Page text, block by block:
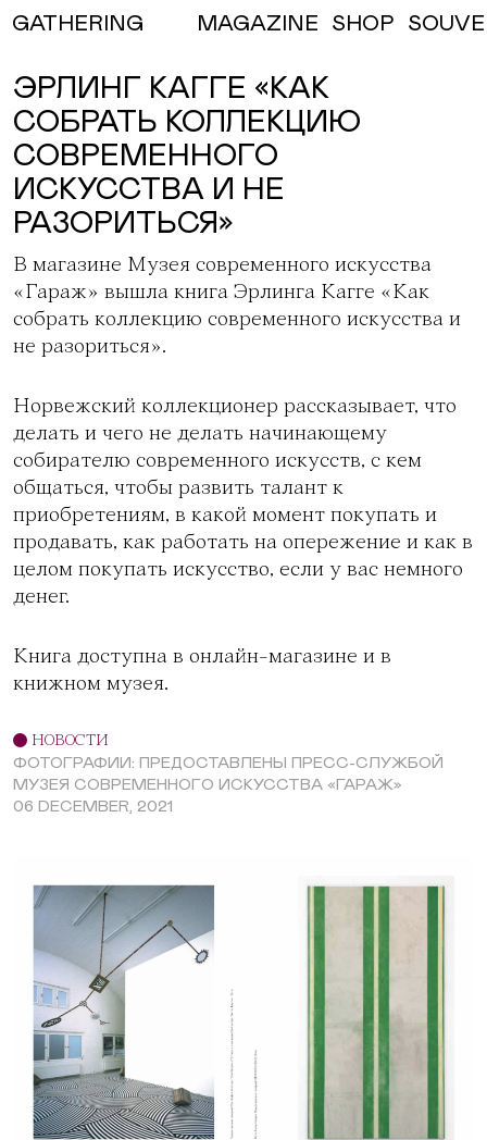
GATHERING MAGAZINE SHOP
ЭРЛИНГ КАГГЕ «КАК
СОБРАТЬ КОЛЛЕКЦИЮ
СОВРЕМЕННОГО
ИСКУССТВА И НЕ
РАЗОРИТЬСЯ»
НОВОСТИ
ФОТОГРАФИИ: ПРЕДОСТАВЛЕНЫ ПРЕСС-СЛУЖБОЙ
МУЗЕЯ СОВРЕМЕННОГО ИСКУССТВА «ГАРАЖ»
06 DECEMBER, 2021
В магазине Музея современного искусства
«Гараж» вышла книга Эрлинга Кагге «Как
собрать коллекцию современного искусства и
не разориться».
Норвежский коллекционер рассказывает, что
делать и чего не делать начинающему
собирателю современного искусств, с кем
общаться, чтобы развить талант к
приобретениям, в какой момент покупать и
продавать, как работать на опережение и как в
целом покупать искусство, если у вас немного
денег.
Книга доступна в онлайн-магазине и в
книжном музея.